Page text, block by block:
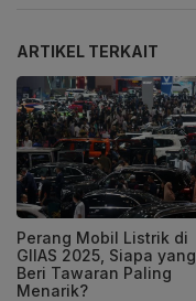
ARTIKEL TERKAIT
Perang Mobil Listrik di
GIIAS 2025, Siapa yang
Beri Tawaran Paling
Menarik?